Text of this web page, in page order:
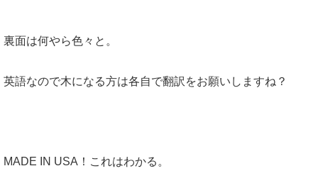
裏面は何やら色々と。
英語なので木になる方は各自で翻訳をお願いしますね？
MADE IN USA！これはわかる。